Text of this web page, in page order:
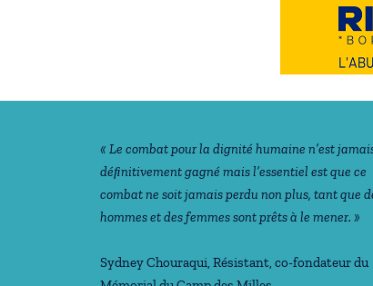
Notre philosophie
« Le combat pour la dignité humaine n’est
déﬁnitivement gagné mais l’essentiel est que ce
combat ne soit jamais perdu non plus, tant que
hommes et des femmes sont prêts à le mener. »
Sydney Chouraqui, Résistant, co-fondateur du